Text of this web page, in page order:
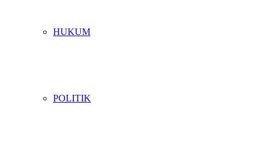
HUKUM
POLITIK